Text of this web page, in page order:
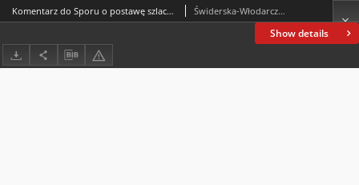
Show details
Komentarz do Sporu o postawę szlachty polskiej wobec króla i państwa, autorstwa Przemysław P. Szpaczyńskiego, zamieszczonego w „Almanachu Historycznym” 2019, t. 21, s. 321–354 Świderska-Włodarczyk, Urszula